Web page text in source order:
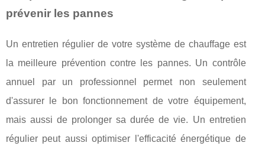
prévenir les pannes
Un entretien régulier de votre système de chauffage est
la meilleure prévention contre les pannes. Un contrôle
annuel par un professionnel permet non seulement
d'assurer le bon fonctionnement de votre équipement,
mais aussi de prolonger sa durée de vie. Un entretien
régulier peut aussi optimiser l'efficacité énergétique de